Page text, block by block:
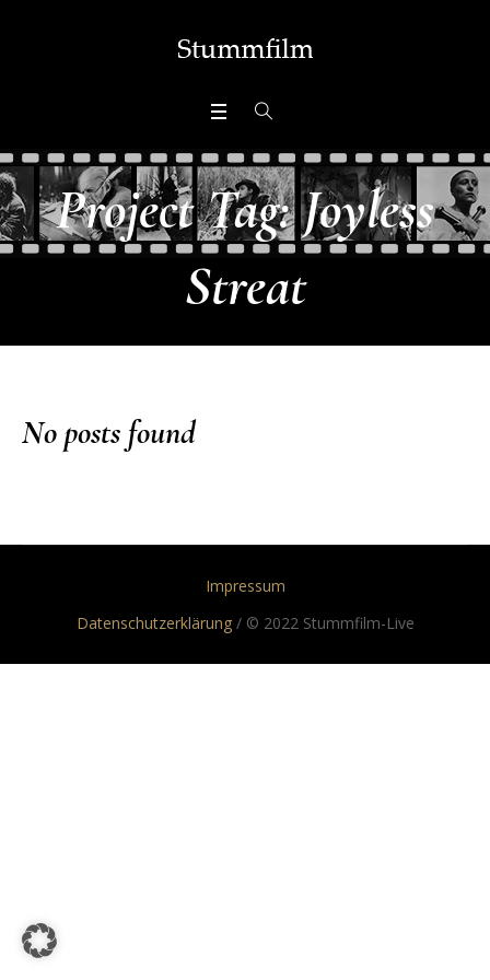
Project Tag:Joyless
Streat
No posts found
Impressum
Datenschutzerklärung/ © 2022 Stummfilm-Live